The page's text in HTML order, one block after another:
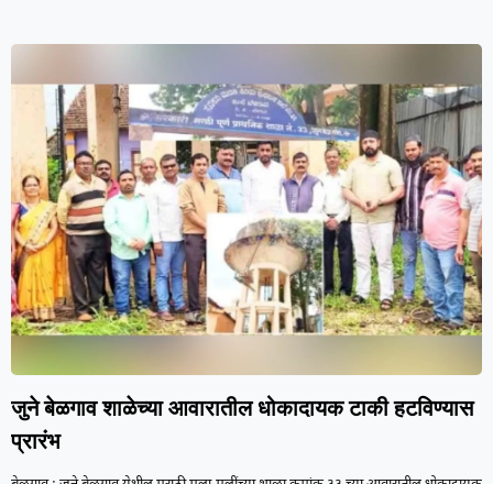
जुने बेळगाव शाळेच्या आवारातील धोकादायक टाकी हटविण्यास
प्रारंभ